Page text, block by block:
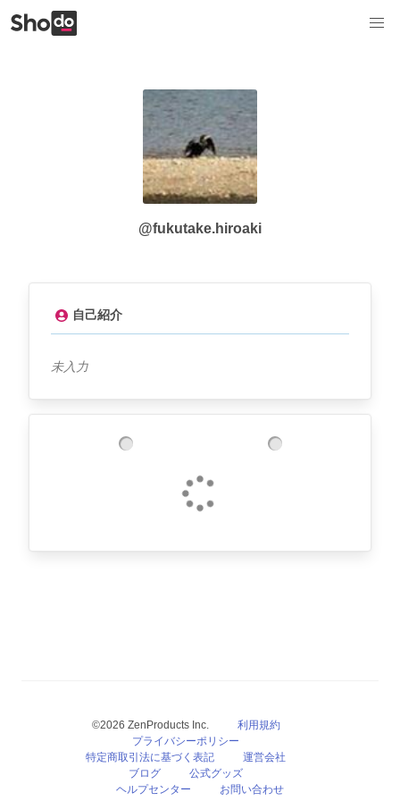
@fukutake.hiroaki
自己紹介
未入力
©2026 ZenProducts Inc.
利用規約
プライバシーポリシー
特定商取引法に基づく表記
運営会社
ブログ
公式グッズ
ヘルプセンター
お問い合わせ